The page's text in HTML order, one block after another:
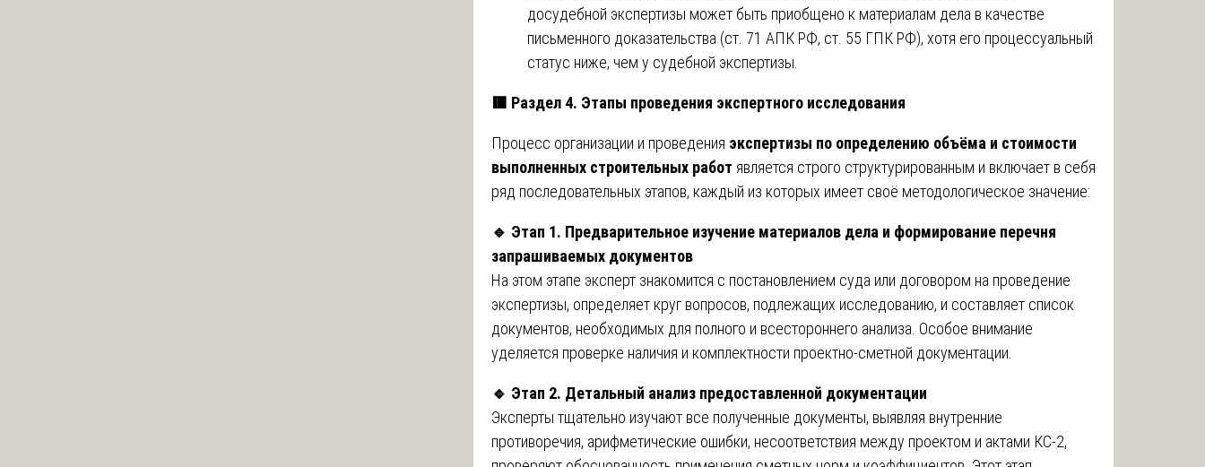
досудебной экспертизы может быть приобщено к материалам дела в качестве
письменного доказательства (ст. 71 АПК РФ, ст. 55 ГПК РФ), хотя его процессуальный
статус ниже, чем у судебной экспертизы.
🟥 Раздел 4. Этапы проведения экспертного исследования
Процесс организации и проведения экспертизы по определению объёма и стоимости
выполненных строительных работ является строго структурированным и включает в себя
ряд последовательных этапов, каждый из которых имеет своё методологическое значение:
🔹 Этап 1. Предварительное изучение материалов дела и формирование перечня
запрашиваемых документов
На этом этапе эксперт знакомится с постановлением суда или договором на проведение
экспертизы, определяет круг вопросов, подлежащих исследованию, и составляет список
документов, необходимых для полного и всестороннего анализа. Особое внимание
уделяется проверке наличия и комплектности проектно-сметной документации.
🔹 Этап 2. Детальный анализ предоставленной документации
Эксперты тщательно изучают все полученные документы, выявляя внутренние
противоречия, арифметические ошибки, несоответствия между проектом и актами КС-2,